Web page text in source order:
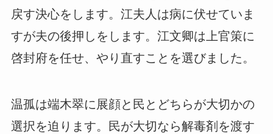
戻す決心をします。江夫人は病に伏せていま
すが夫の後押しをします。江文卿は上官策に
啓封府を任せ、やり直すことを選びました。
温孤は端木翠に展顔と民とどちらが大切かの
選択を迫ります。民が大切なら解毒剤を渡す